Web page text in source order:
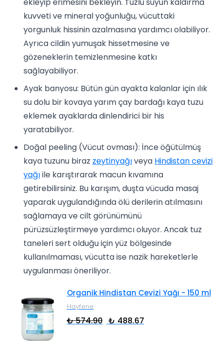
kuvveti ve mineral yoğunluğu, vücuttaki
yorgunluk hissinin azalmasına yardımcı olabiliyor.
Ayrıca cildin yumuşak hissetmesine ve
gözeneklerin temizlenmesine katkı
sağlayabiliyor.
Ayak banyosu: Bütün gün ayakta kalanlar için ılık
su dolu bir kovaya yarım çay bardağı kaya tuzu
eklemek ayaklarda dinlendirici bir his
yaratabiliyor.
Doğal peeling (Vücut ovması): İnce öğütülmüş
kaya tuzunu biraz zeytinyağıveya Hindistan cevizi
yağıile karıştırarak macun kıvamına
getirebilirsiniz. Bu karışım, duşta vücuda masaj
yaparak uygulandığında ölü derilerin atılmasını
sağlamaya ve cilt görünümünü
pürüzsüzleştirmeye yardımcı oluyor. Ancak tuz
taneleri sert olduğu için yüz bölgesinde
kullanılmaması, vücutta ise nazik hareketlerle
uygulanması öneriliyor.
Organik Hindistan Cevizi Yağı - 150 ml
Hayfene
₺ 574.90 ₺ 488.67